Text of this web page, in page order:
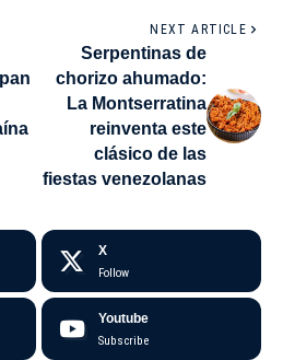
NEXT ARTICLE
Serpentinas de
chorizo ahumado:
La Montserratina
reinventa este
clásico de las
fiestas venezolanas
X
Follow
Youtube
Subscribe